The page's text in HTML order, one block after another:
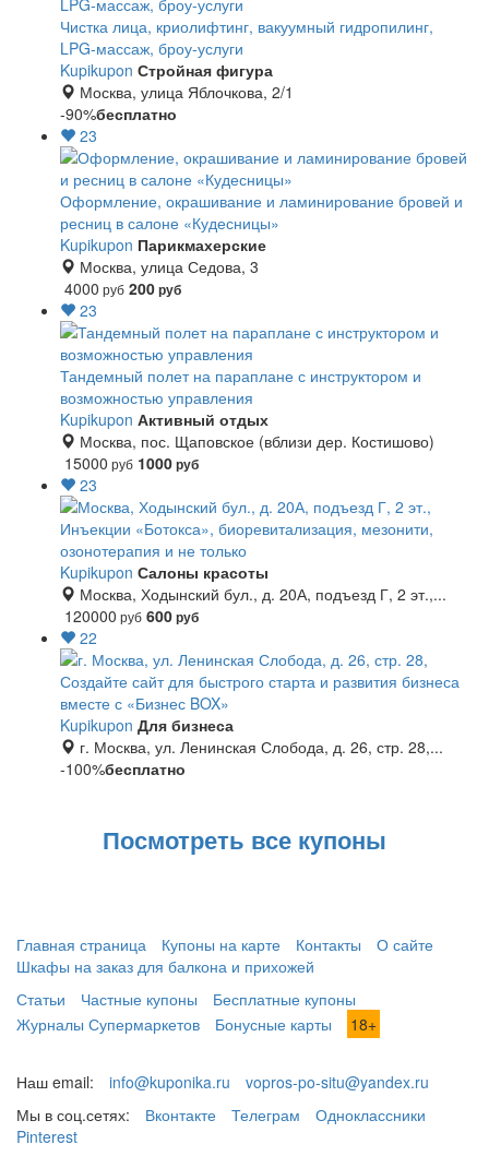
Чистка лица, криолифтинг, вакуумный гидропилинг,
LPG-массаж, броу-услуги
Kupikupon Стройная фигура
Москва, улица Яблочкова, 2/1
-90%бесплатно
23
Оформление, окрашивание и ламинирование бровей и
ресниц в салоне «Кудесницы»
Kupikupon Парикмахерские
Москва, улица Седова, 3
4000 руб 200руб
23
Тандемный полет на параплане с инструктором и
возможностью управления
Kupikupon Активный отдых
Москва, пос. Щаповское (вблизи дер. Костишово)
15000 руб 1000руб
23
Инъекции «Ботокса», биоревитализация, мезонити,
озонотерапия и не только
Kupikupon Салоны красоты
Москва, Ходынский бул., д. 20А, подъезд Г, 2 эт.,...
120000 руб 600руб
22
Создайте сайт для быстрого старта и развития бизнеса
вместе с «Бизнес BOX»
Kupikupon Для бизнеса
г. Москва, ул. Ленинская Слобода, д. 26, стр. 28,...
-100%бесплатно
Посмотреть все купоны
Главная страница Купоны на карте Контакты
О сайте
Шкафы на заказ для балкона и прихожей
Статьи
Частные купоны
Бесплатные купоны
Журналы Супермаркетов
Бонусные карты 18+
Наш email: info@kuponika.ru
vopros-po-situ@yandex.ru
Мы в соц.сетях:
Вконтакте Телеграм
Одноклассники
Pinterest